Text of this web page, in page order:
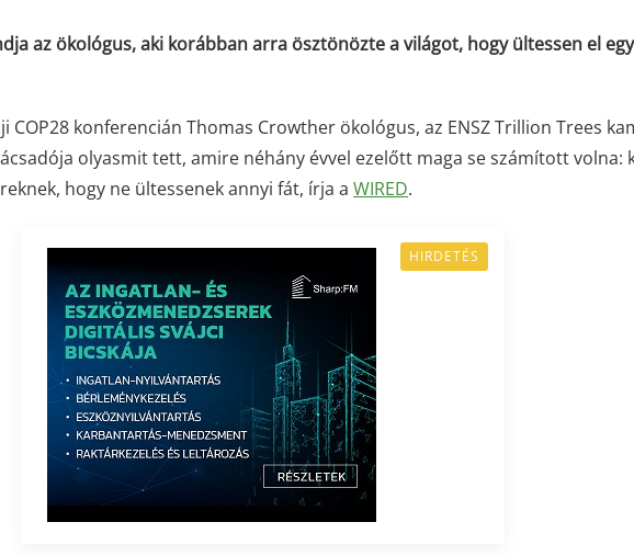
az ökológus, aki korábban arra ösztönözte a világot, hogy ültessen el
konferencián Thomas Crowther ökológus, az ENSZ Trillion Trees
olyasmit tett, amire néhány évvel ezelőtt maga se számított volna:
hogy ne ültessenek annyi fát, írja a WIRED.
HIRDETÉS